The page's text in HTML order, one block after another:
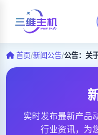
首页/新闻公告/公告：关
实时发布最新产品
行业资讯，为